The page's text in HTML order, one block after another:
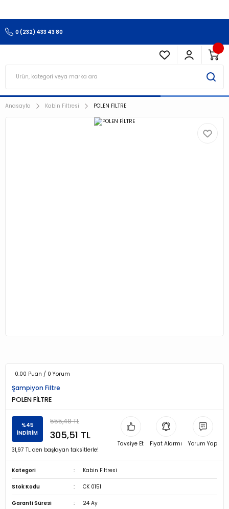
0 (232) 433 43 80
Anasayfa Kabin Filtresi POLEN FİLTRE
0.00 Puan / 0 Yorum
Şampiyon Filtre
POLEN FİLTRE
%45
İNDİRİM
555,48 TL
305,51 TL
31,97 TL den başlayan taksitlerle!
Tavsiye Et Fiyat Alarmı Yorum Yap
Kategori Kabin Filtresi
Stok Kodu CK 0151
Garanti Süresi 24 Ay